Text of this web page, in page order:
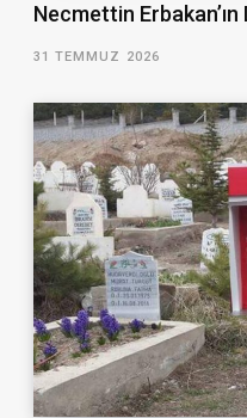
Necmettin
31 TEMMUZ 2026